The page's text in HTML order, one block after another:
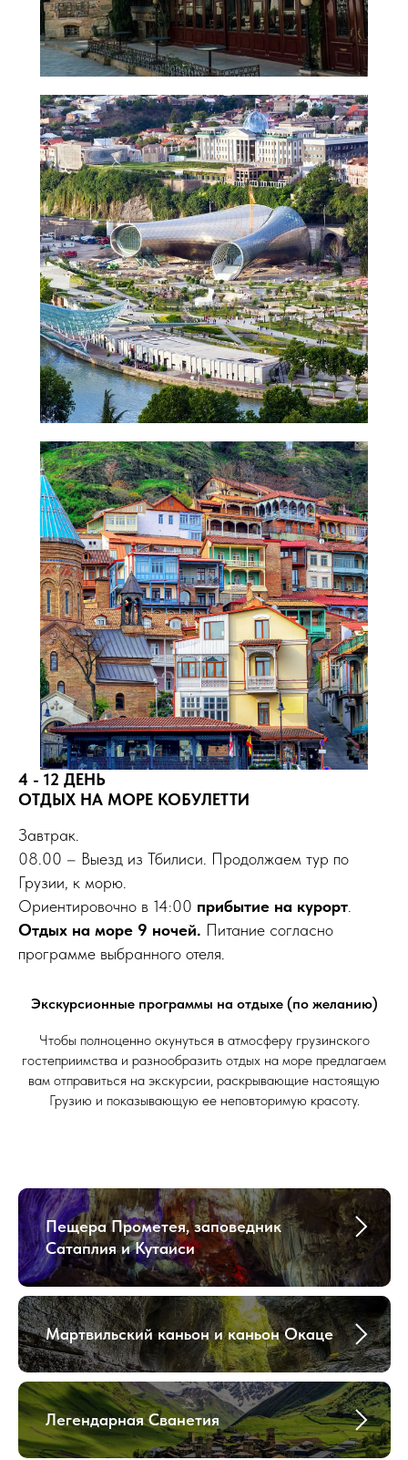
4 - 12 ДЕНЬ
ОТДЫХ НА МОРЕ КОБУЛЕТТИ
Завтрак.
08.00 – Выезд из Тбилиси. Продолжаем тур по
Грузии, к морю.
Ориентировочно в 14:00 прибытие на курорт
Отдых на море 9 ночей. Питание согласно
программе выбранного отеля.
Экскурсионные программы на отдыхе (по желанию)
Чтобы полноценно окунуться в атмосферу грузинского
гостеприимства и разнообразить отдых на море предлагаем
вам отправиться на экскурсии, раскрывающие настоящую
Грузию и показывающую ее неповторимую красоту.
Пещера Прометея, заповедник
Сатаплия и Кутаиси
Мартвильский каньон и каньон Окаце
Легендарная Сванетия